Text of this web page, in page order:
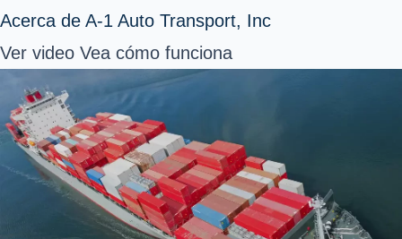
Acerca de A-1 Auto Transport, Inc
Ver video Vea cómo funciona